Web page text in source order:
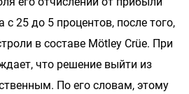
25 до 5 процентов, после того,
в составе Mötley Crüe. При
что решение выйти из
По его словам, этому